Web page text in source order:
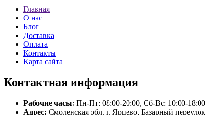
Главная
О нас
Блог
Доставка
Оплата
Контакты
Карта сайта
Контактная информация
Рабочие часы: Пн-Пт: 08:00-20:00, Сб-Вс: 10:00-18:00
Адрес: Смоленская обл. г. Ярцево, Базарный переулок